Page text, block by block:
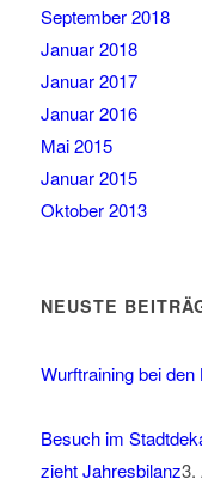
September 2018
Januar 2018
Januar 2017
Januar 2016
Mai 2015
Januar 2015
Oktober 2013
NEUSTE
Wurftraining bei den
Besuch im
zieht Jahresbilanz3.